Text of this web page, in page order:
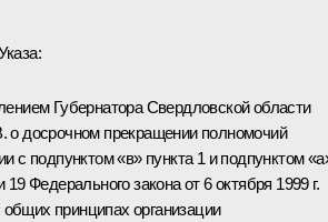
Губернатора Свердловской области
о досрочном прекращении полномочий
с подпунктом «в» пункта 1 и подпунктом
19 Федерального закона от 6 октября 1999 г.
принципах организации